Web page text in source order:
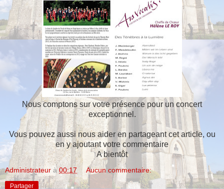
Nous comptons sur votre présence pour un concert
exceptionnel.
Vous pouvez aussi nous aider en partageant cet article, ou
en y ajoutant votre commentaire
A bientôt
Administrateur à00:17 Aucun commentaire:
Partager